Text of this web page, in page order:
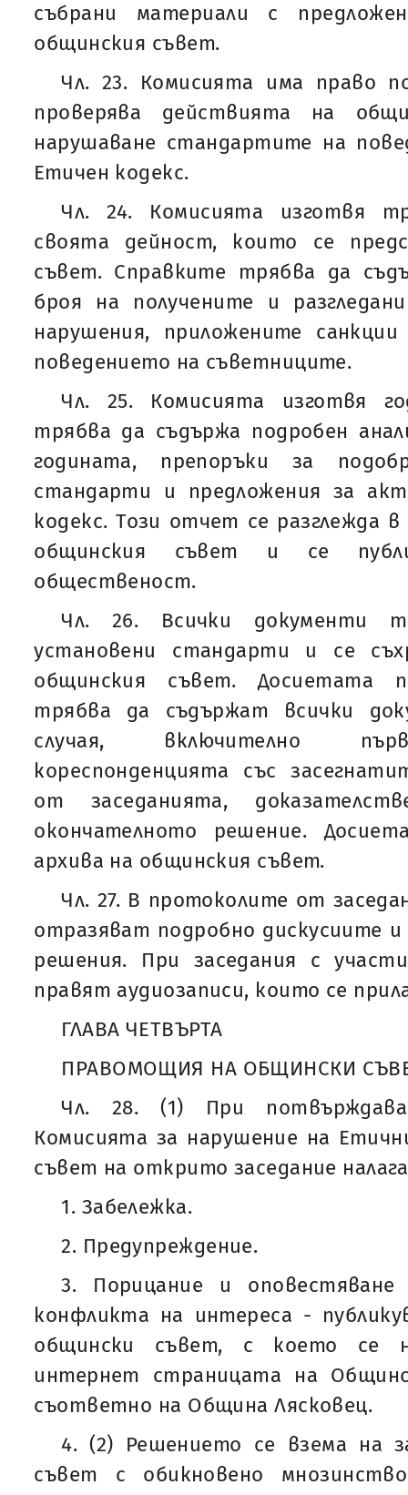
събрани материали с
общинския съвет.
Чл. 23. Комисията има право
проверява действията на
нарушаване стандартите на
Етичен кодекс.
Чл. 24. Комисията изготвя
своята дейност, които се
съвет. Справките трябва да
броя на получените и
нарушения, приложените
поведението на съветниците.
Чл. 25. Комисията изготвя
трябва да съдържа подробен
годината, препоръки за
стандарти и предложения за
кодекс. Този отчет се разглежда
общинския съвет и се
общественост.
Чл. 26. Всички документи
установени стандарти и се
общинския съвет. Досиетата
трябва да съдържат всички
случая, включително
кореспонденцията със
от заседанията,
окончателното решение.
архива на общинския съвет.
Чл. 27. В протоколите от
отразяват подробно дискусиите
решения. При заседания с
правят аудиозаписи, които се
ГЛАВА ЧЕТВЪРТА
ПРАВОМОЩИЯ НА ОБЩИНСКИ
Чл. 28. (1) При
Комисията за нарушение на
съвет на открито заседание
1. Забележка.
2. Предупреждение.
3. Порицание и
конфликта на интереса -
общински съвет, с което се
интернет страницата на
съответно на Община Лясковец.
4. (2) Решението се взема на
съвет с обикновено